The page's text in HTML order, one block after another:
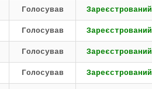
Голосував Зареєстрований
Голосував Зареєстрований
Голосував Зареєстрований
Голосував Зареєстрований